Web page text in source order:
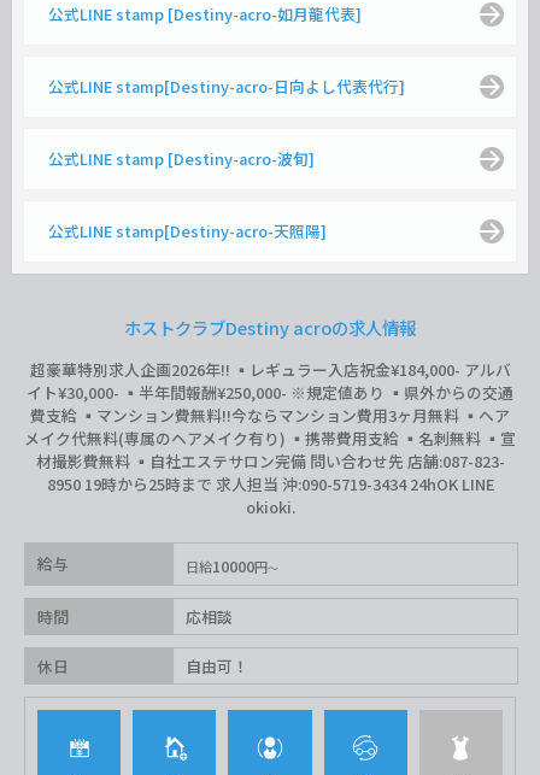
公式LINE stamp [Destiny-acro-如月龍代表]
公式LINE stamp[Destiny-acro-日向よし代表代行]
公式LINE stamp [Destiny-acro-波旬]
公式LINE stamp[Destiny-acro-天照陽]
ホストクラブDestiny acroの求人情報
超豪華特別求人企画2026年‼︎ ▪️レギュラー入店祝金¥184,000- アルバ
イト¥30,000- ▪️半年間報酬¥250,000- ※規定値あり ▪️県外からの交通
費支給 ▪️マンション費無料‼︎今ならマンション費用3ヶ月無料 ▪️ヘア
メイク代無料(専属のヘアメイク有り) ▪️携帯費用支給 ▪️名刺無料 ▪️宣
材撮影費無料 ▪️自社エステサロン完備 問い合わせ先 店舗:087-823-
8950 19時から25時まで 求人担当 沖:090-5719-3434 24hOK LINE
okioki.
給与 日給10000円
時間 応相談
休日 自由可！